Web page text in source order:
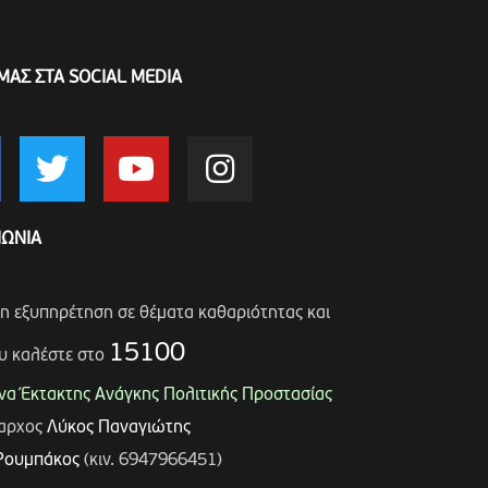
ΣΤΑ SOCIAL MEDIA
εξυπηρέτηση σε θέματα καθαριότητας και
καλέστε στο 15100
Έκτακτης Ανάγκης Πολιτικής Προστασίας
Λύκος Παναγιώτης
(κιν. 6947966451)